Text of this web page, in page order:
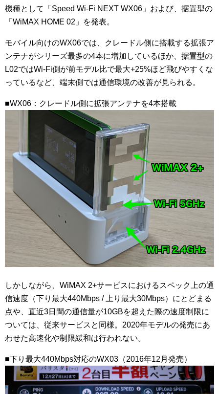
機種として「Speed Wi-Fi NEXT WX06」および、据置型の
「WiMAX HOME 02」を発表。
モバイル向けのWX06では、クレードル側に搭載する拡張ア
ンテナがシリーズ最多の4本に増加しているほか、据置型の
L02ではWi-Fi側が前モデル比で最大+25%ほど飛びやすくな
っているなど、端末側では通信環境の改善が見られる。
■WX06：クレードル側に拡張アンテナを4本搭載
しかしながら、WiMAX 2+サービスにおけるスペック上の通
信速度（下り最大440Mbps / 上り最大30Mbps）にとどまる
点や、直近3日間の通信量が10GBを超えた際の速度制限に
ついては、従来サービスと同様。2020年モデルの発売にあ
わせた高速化や制限緩和は行われない。
■下り最大440Mbps対応のWX03（2016年12月発売）